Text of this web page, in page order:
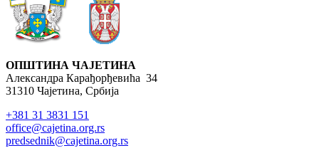
ОПШТИНА ЧАЈЕТИНА
Александра Карађорђевића 34
31310 Чајетина, Србија
+381 31 3831 151
office@cajetina.org.rs
predsednik@cajetina.org.rs